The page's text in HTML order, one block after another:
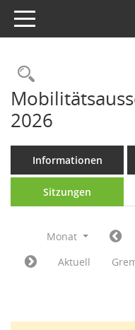
Toggle navigation
2026
Informationen
Sitzungen
Monat
Aktuell